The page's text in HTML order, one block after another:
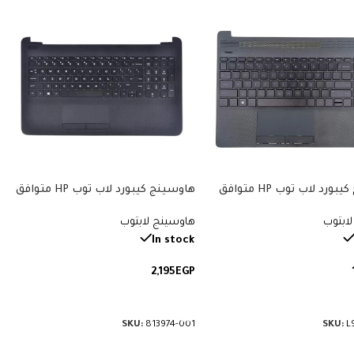
هاوسينج كيبورد لاب توب HP متوافق
SKU:
هاوسينج كيبورد لاب توب HP متوافق
الكيبورد وما حولها. رقم القطعة:
هاوسينج لابتوب
In stock
2,195EGP
SKU: 813974-001